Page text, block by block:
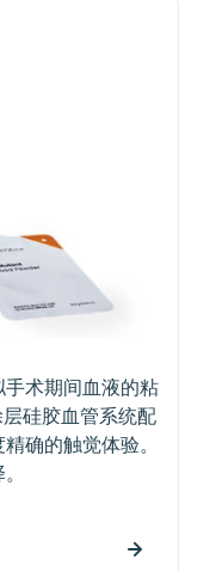
术期间血液的粘
硅胶血管系统配
确的触觉体验。